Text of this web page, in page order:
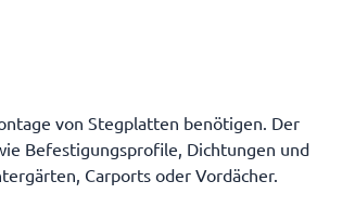
von Stegplatten benötigen. Der
Befestigungsprofile, Dichtungen und
Carports oder Vordächer.